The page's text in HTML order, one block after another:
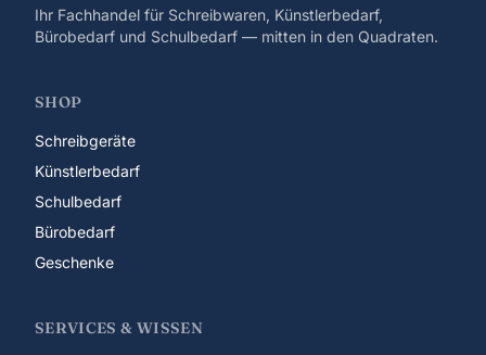
Ihr Fachhandel für Schreibwaren, Künstlerbedarf,
Bürobedarf und Schulbedarf — mitten in den Quadraten.
SHOP
Schreibgeräte
Künstlerbedarf
Schulbedarf
Bürobedarf
Geschenke
SERVICES & WISSEN